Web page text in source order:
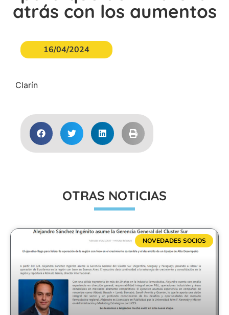
atrás con los aumentos
16/04/2024
Clarín
OTRAS NOTICIAS
NOVEDADES SOCIOS